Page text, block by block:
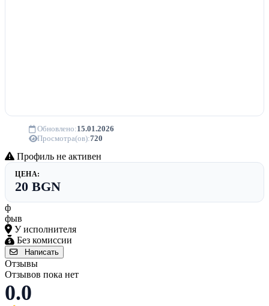
Обновлено:15.01.2026
Просмотра(ов):720
Профиль не активен
ЦЕНА:
20 BGN
ф
фыв
У исполнителя
Без комиссии
Написать
Отзывы
Отзывов пока нет
0.0